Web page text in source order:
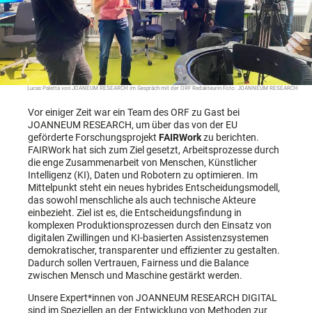
Lucas Paletta von JOANEUM RESEARCH im Gespräch mit der ORF Redakteurin Foto: JOANNEUM RESEARCH
Vor einiger Zeit war ein Team des ORF zu Gast bei
JOANNEUM RESEARCH, um über das von der EU
geförderte Forschungsprojekt FAIRWorkzu berichten.
FAIRWork hat sich zum Ziel gesetzt, Arbeitsprozesse durch
die enge Zusammenarbeit von Menschen, Künstlicher
Intelligenz (KI), Daten und Robotern zu optimieren. Im
Mittelpunkt steht ein neues hybrides Entscheidungsmodell,
das sowohl menschliche als auch technische Akteure
einbezieht. Ziel ist es, die Entscheidungsfindung in
komplexen Produktionsprozessen durch den Einsatz von
digitalen Zwillingen und KI-basierten Assistenzsystemen
demokratischer, transparenter und effizienter zu gestalten.
Dadurch sollen Vertrauen, Fairness und die Balance
zwischen Mensch und Maschine gestärkt werden.
Unsere Expert*innen von JOANNEUM RESEARCH DIGITAL
sind im Speziellen an der Entwicklung von Methoden zur